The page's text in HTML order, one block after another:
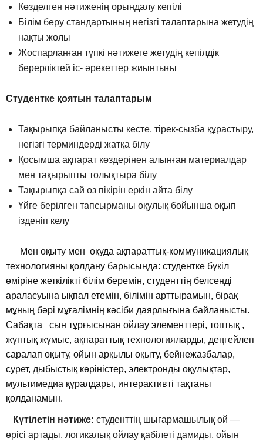
Көзделген нәтиженің орындалу кепілі
Білім беру стандартының негізгі талаптарына жетудің
нақты жолы
Жоспарланған түпкі нәтижеге жетудің кепілдік
берерліктей іс- әрекеттер жиынтығы
Студентке қоятын талаптарым
Тақырыпқа байланысты кесте, тірек-сызба құрастыру,
негізгі терминдерді жатқа білу
Қосымша ақпарат көздерінен алынған материалдар
мен тақырыпты толықтыра білу
Тақырыпқа сай өз пікірін еркін айта білу
Үйге берілген тапсырманы оқулық бойынша оқып
ізденіп келу
Мен оқыту мен оқуда ақпараттық-коммуникациялық
технологияны қолдану барысында: студентке бүкіл
өміріне жеткілікті білім беремін, студенттің белсенді
араласуына ықпал етемін, білімін арттырамын, бірақ
мұның бәрі мұғалімнің кәсіби даярлығына байланысты.
Сабақта сын тұрғысынан ойлау элементтері, топтық ,
жұптық жұмыс, ақпараттық технологияларды, деңгейлеп
саралап оқыту, ойын арқылы оқыту, бейнежазбалар,
сурет, дыбыстық көріністер, электронды оқулықтар,
мультимедиа құралдары, интерактивті тақтаны
қолданамын.
Күтілетін нәтиже: студенттің шығармашылық ой —
өрісі артады, логикалық ойлау қабілеті дамиды, ойын